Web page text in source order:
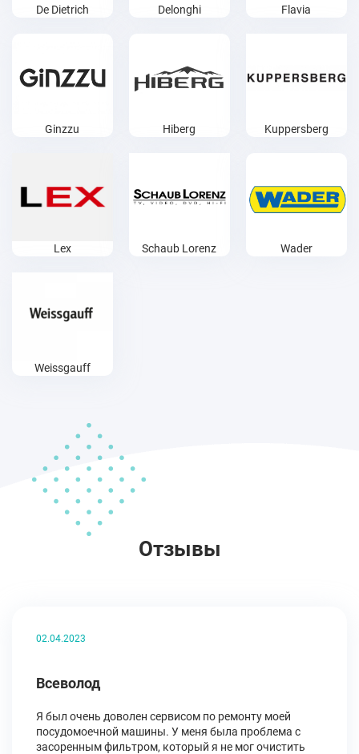
De Dietrich Delonghi Flavia
Ginzzu Hiberg Kuppersberg
Lex Schaub Lorenz Wader
Weissgauff
Отзывы
02.04.2023
Всеволод
Я был очень доволен сервисом по ремонту моей
посудомоечной машины. У меня была проблема с
засоренным фильтром, который я не мог очистить